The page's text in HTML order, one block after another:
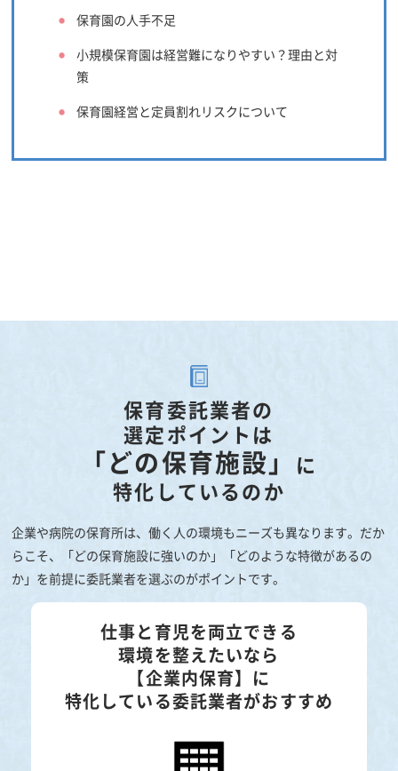
保育園の人手不足
小規模保育園は経営難になりやすい？理由と対
策
保育園経営と定員割れリスクについて
保育委託業者の
選定ポイントは
「どの保育施設」
に
特化しているのか
企業や病院の保育所は、働く人の環境もニーズも異なります。だか
らこそ、「どの保育施設に強いのか」「どのような特徴があるの
か」を前提に委託業者を選ぶのがポイントです。
仕事と育児を両立できる
環境を整えたいなら
【企業内保育】に
特化している委託業者がおすすめ